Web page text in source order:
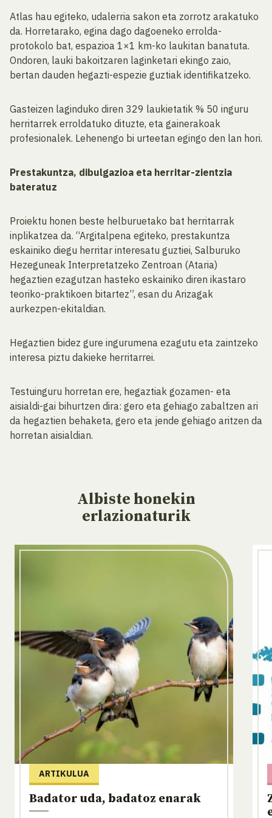
Atlas hau egiteko, udalerria sakon eta zorrotz arakatuko
da. Horretarako, egina dago dagoeneko errolda-
protokolo bat, espazioa 1×1 km-ko laukitan banatuta.
Ondoren, lauki bakoitzaren laginketari ekingo zaio,
bertan dauden hegazti-espezie guztiak identifikatzeko.
Gasteizen laginduko diren 329 laukietatik % 50 inguru
herritarrek erroldatuko dituzte, eta gainerakoak
profesionalek. Lehenengo bi urteetan egingo den lan hori.
Prestakuntza, dibulgazioa eta herritar-zientzia
bateratuz
Proiektu honen beste helburuetako bat herritarrak
inplikatzea da. “Argitalpena egiteko, prestakuntza
eskainiko diegu herritar interesatu guztiei, Salburuko
Hezeguneak Interpretatzeko Zentroan (Ataria)
hegaztien ezagutzan hasteko eskainiko diren ikastaro
teoriko-praktikoen bitartez”, esan du Arizagak
aurkezpen-ekitaldian.
Hegaztien bidez gure ingurumena ezagutu eta zaintzeko
interesa piztu dakieke herritarrei.
Testuinguru horretan ere, hegaztiak gozamen- eta
aisialdi-gai bihurtzen dira: gero eta gehiago zabaltzen ari
da hegaztien behaketa, gero eta jende gehiago aritzen da
horretan aisialdian.
Albiste honekin
erlazionaturik
ARTIKULUA
Badator uda, badatoz enarak